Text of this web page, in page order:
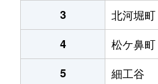
3
北河堀町
4
松ケ鼻町
5
細工谷